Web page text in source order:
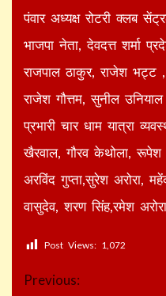
पंवार अध्यक्ष रोटरी क्लब
भाजपा नेता, देवदत्त शर्मा
राजपाल ठाकुर, राजेश भट्ट ,
राजेश गौत्तम, सुनील
प्रभारी चार धाम यात्रा
खैरवाल, गौरव केथोला,
अरविंद गुप्ता,सुरेश अरोरा,
वासुदेव, शरण सिंह,रमेश
Post Views: 1,072
Continue
Previous: